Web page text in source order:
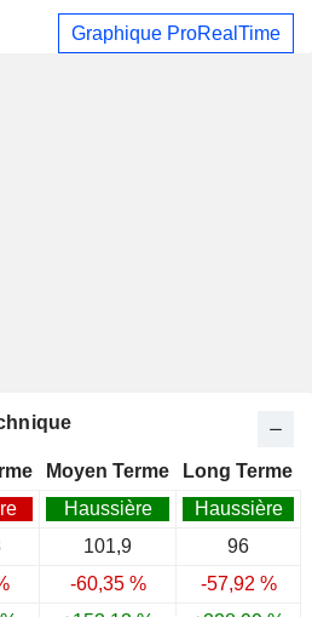
Graphique ProRealTime
Moyen Terme
Long Terme
Haussière
Haussière
101,9
96
-60,35 %
-57,92 %